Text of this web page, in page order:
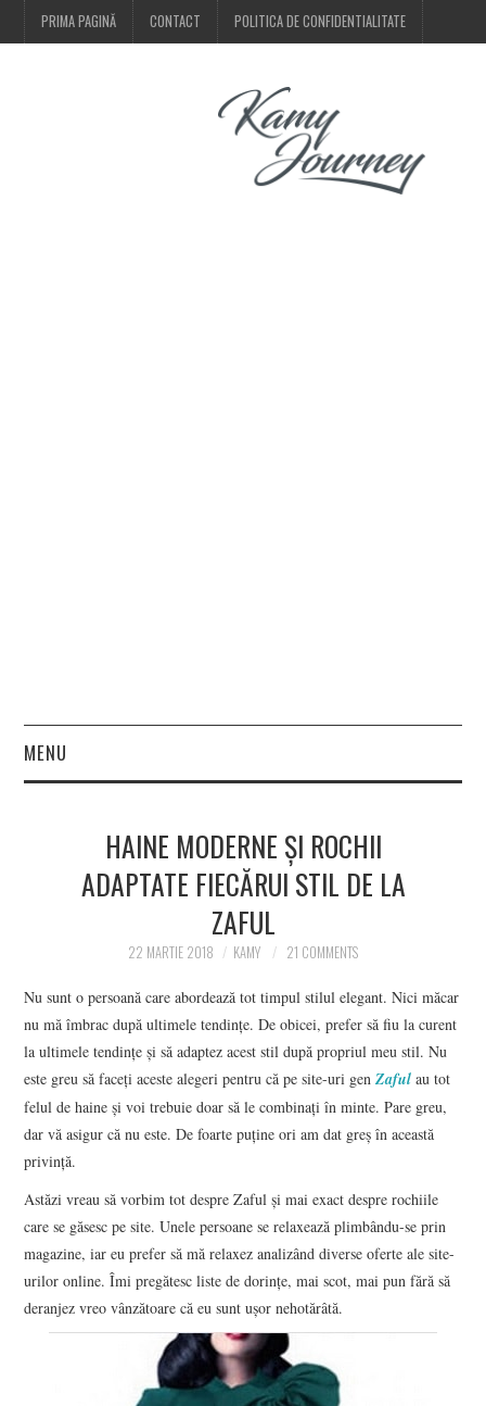
PRIMA PAGINĂ CONTACT POLITICA DE CONFIDENTIALITATE
MENU
FASHION
CONTACT
HAINE MODERNE ȘI ROCHII
ADAPTATE FIECĂRUI STIL DE LA
ZAFUL
22 MARTIE 2018 KAMY 21 COMMENTS
Nu sunt o persoană care abordează tot timpul stilul elegant. Nici măcar
nu mă îmbrac după ultimele tendințe. De obicei, prefer să fiu la curent
la ultimele tendințe și să adaptez acest stil după propriul meu stil. Nu
este greu să faceți aceste alegeri pentru că pe site-uri genZaful au tot
felul de haine și voi trebuie doar să le combinați în minte. Pare greu,
dar vă asigur că nu este. De foarte puține ori am dat greș în această
privință.
Astăzi vreau să vorbim tot despre Zaful și mai exact despre rochiile
care se găsesc pe site. Unele persoane se relaxează plimbându-se prin
magazine, iar eu prefer să mă relaxez analizând diverse oferte ale site-
urilor online. Îmi pregătesc liste de dorințe, mai scot, mai pun fără să
deranjez vreo vânzătoare că eu sunt ușor nehotărâtă.